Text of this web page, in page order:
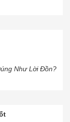
Như Lời Đồn?